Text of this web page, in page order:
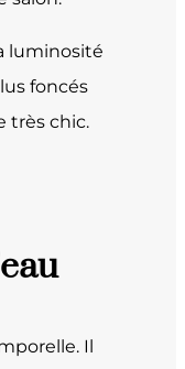
luminosité
foncés
très chic.
Il